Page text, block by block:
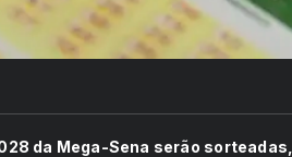
da Mega-Sena serão